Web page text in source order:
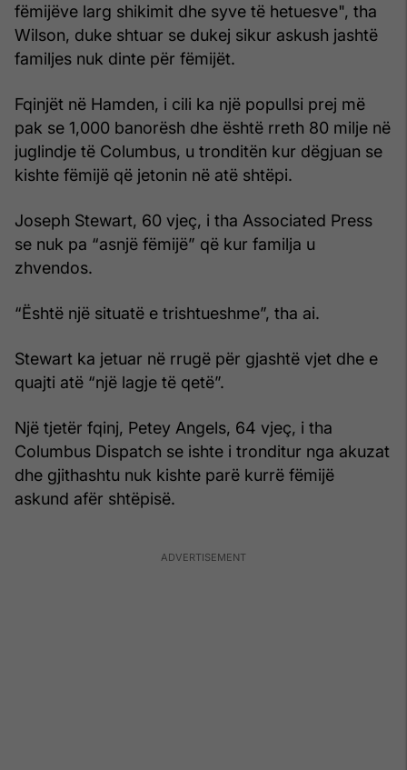
fëmijëve larg shikimit dhe syve të hetuesve", tha
Wilson, duke shtuar se dukej sikur askush jashtë
familjes nuk dinte për fëmijët.
Fqinjët në Hamden, i cili ka një popullsi prej më
pak se 1,000 banorësh dhe është rreth 80 milje në
juglindje të Columbus, u tronditën kur dëgjuan se
kishte fëmijë që jetonin në atë shtëpi.
Joseph Stewart, 60 vjeç, i tha Associated Press
se nuk pa “asnjë fëmijë” që kur familja u
zhvendos.
“Është një situatë e trishtueshme”, tha ai.
Stewart ka jetuar në rrugë për gjashtë vjet dhe e
quajti atë “një lagje të qetë”.
Një tjetër fqinj, Petey Angels, 64 vjeç, i tha
Columbus Dispatch se ishte i tronditur nga akuzat
dhe gjithashtu nuk kishte parë kurrë fëmijë
askund afër shtëpisë.